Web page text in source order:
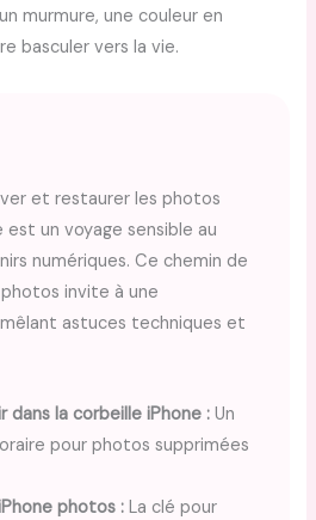
murmure, une couleur en
basculer vers la vie.
et restaurer les photos
est un voyage sensible au
numériques. Ce chemin de
invite à une
astuces techniques et
dans la corbeille iPhone : Un
pour photos supprimées
photos : La clé pour